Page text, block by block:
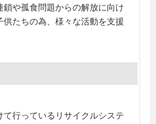
や孤食問題からの解放に向け
供たちの為、様々な活動を支援
て行っているリサイクルシステ